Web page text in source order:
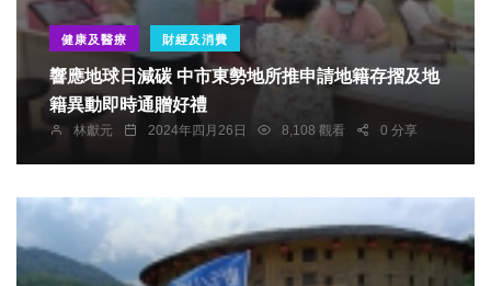
健康及醫療 財經及消費
響應地球日減碳 中市東勢地所推申請地籍存摺及地
籍異動即時通贈好禮
林獻元 2024年四月26日 8,108 觀看 0 分享